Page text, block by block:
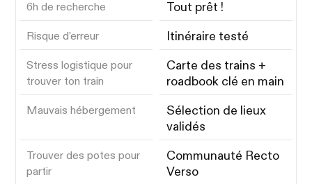
6h de recherche Tout prêt !
Risque d'erreur Itinéraire testé
Stress logistique pour
trouver ton train
Carte des trains +
roadbook clé en main
Mauvais hébergement
Sélection de lieux
validés
Trouver des potes pour
partir
Communauté Recto
Verso